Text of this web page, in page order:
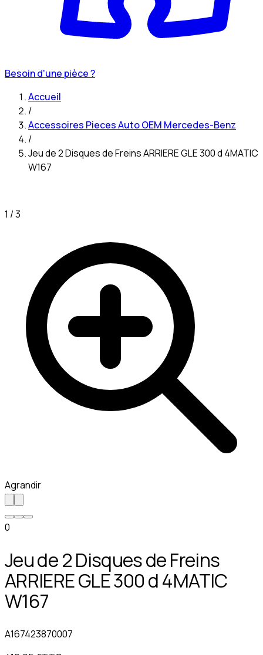
Besoin d'une pièce ?
Accueil
/
Accessoires Pieces Auto OEM Mercedes-Benz
/
Jeu de 2 Disques de Freins ARRIERE GLE 300 d 4MATIC
W167
1 /3
Agrandir
0
Jeu de 2 Disques de Freins
ARRIERE GLE 300 d 4MATIC
W167
A167423870007